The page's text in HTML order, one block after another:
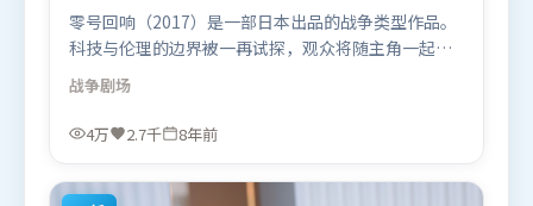
零号回响（2017）是一部日本出品的战争类型作品。
科技与伦理的边界被一再试探，观众将随主角一起经
历道德震荡。视听风格统一而富有实验感，配乐与画
面情绪贴合。由阿彼尔邦执导，赵丽颖、廖凡、黄
渤，长泽雅美等联袂出演。影片于2017年9月26日
观众观看。
战争剧场
4万 2.7千 8年前